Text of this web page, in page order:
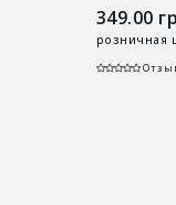
349.00
розничная